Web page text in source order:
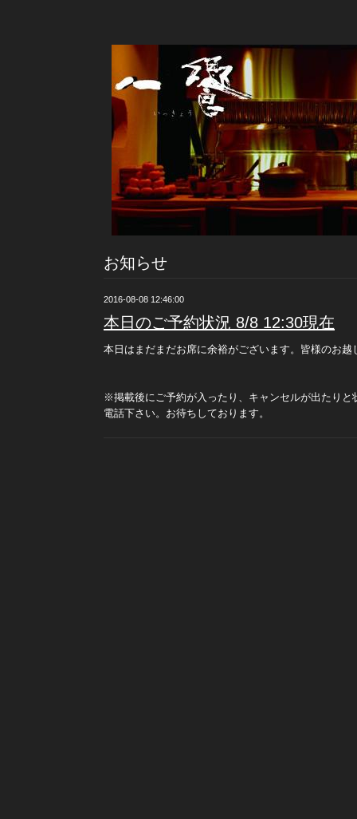
お知らせ
2016-08-08 12:46:00
本日のご予約状況 8/8 12:30現在
本日はまだまだお席に余裕がございます。皆様のお越
※掲載後にご予約が入ったり、キャンセルが出たりと
電話下さい。お待ちしております。